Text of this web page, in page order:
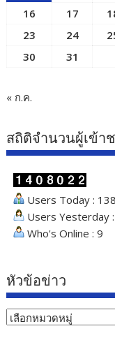
16
17
23
24
30
31
« ก.ค.
สถิติจำนวนผู้เข้า
Users Today :
Users Yesterday
Who's Online : 9
หัวข้อข่าว
หัวข้อ